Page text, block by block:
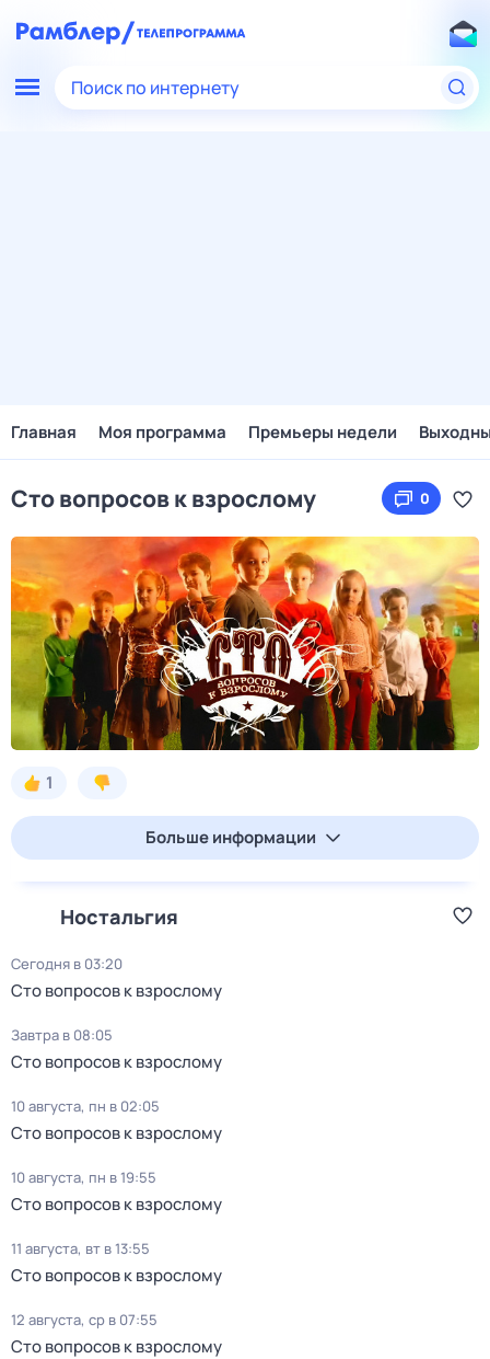
Поиск по интернету
Главная Моя программа Премьеры недели
Сто вопросов к взрослому 0
1
Больше информации
Ностальгия
Сегодня в 03:20
Сто вопросов к взрослому
Завтра в 08:05
Сто вопросов к взрослому
10 августа, пн в 02:05
Сто вопросов к взрослому
10 августа, пн в 19:55
Сто вопросов к взрослому
11 августа, вт в 13:55
Сто вопросов к взрослому
12 августа, ср в 07:55
Сто вопросов к взрослому